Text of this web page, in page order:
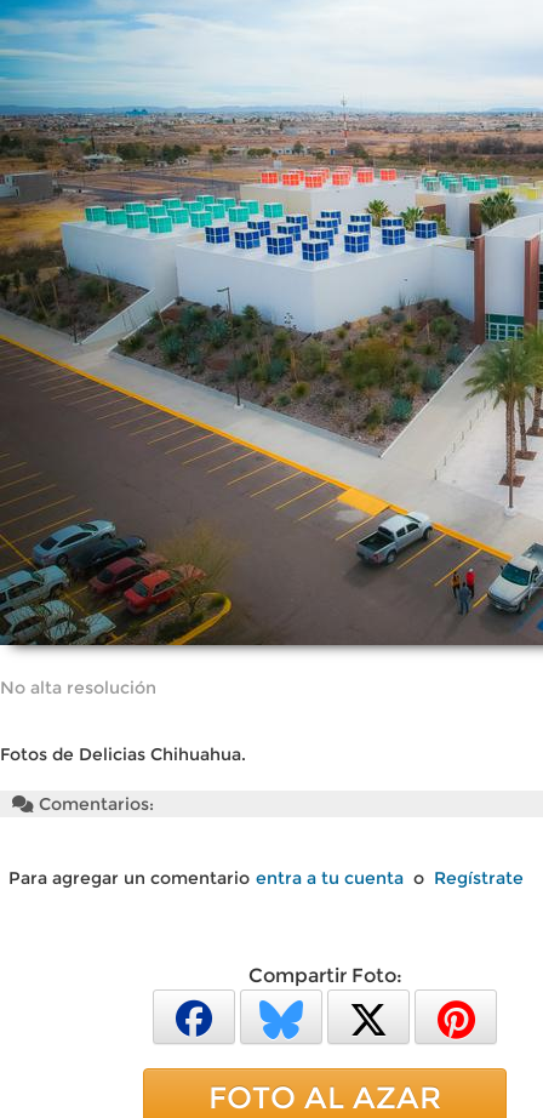
No alta resolución
Fotos de Delicias Chihuahua.
Comentarios:
Para agregar un comentario entra a tu cuenta o Regístrate
Compartir Foto:
FOTO AL AZAR